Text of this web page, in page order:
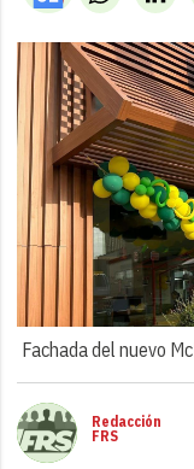
Fachada del nuevo
Redacción
FRS